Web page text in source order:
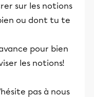
sur les notions
ou dont tu te
pour bien
les notions!
pas à nous